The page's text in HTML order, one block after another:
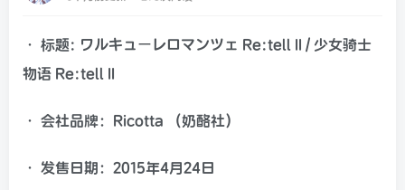
• 标题: ワルキューレロマンツェ Re:tell II / 少女骑士
物语 Re:tell II
• 会社品牌：Ricotta （奶酪社）
• 发售日期：2015年4月24日